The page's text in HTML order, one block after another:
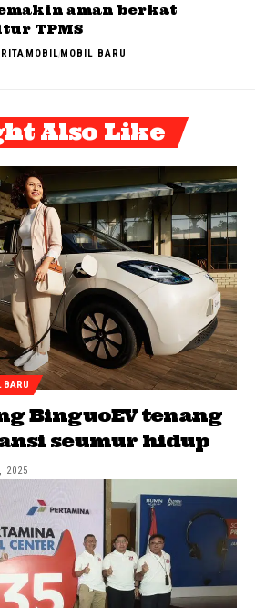
aman berkat
TPMS
MOBILMOBIL BARU
Also Like
BARU
BinguoEV tenang
seumur hidup
2025